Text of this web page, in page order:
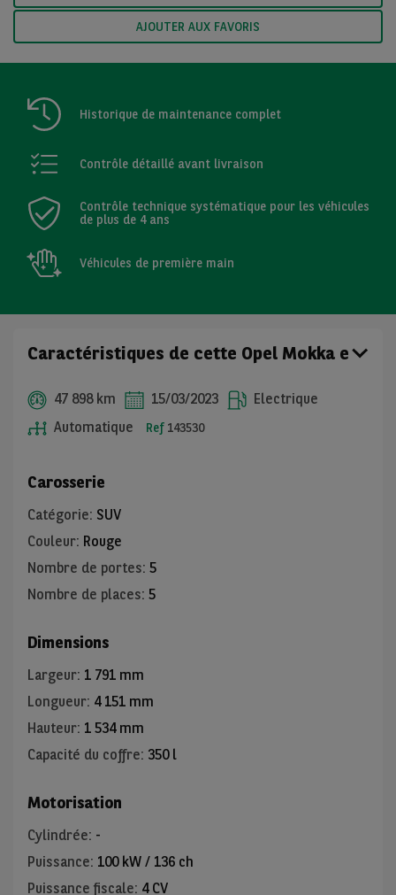
AJOUTER AUX FAVORIS
Historique de maintenance complet
Contrôle détaillé avant livraison
Contrôle technique systématique pour les véhicules
de plus de 4 ans
Véhicules de première main
Caractéristiques de cette Opel Mokka e
47 898 km 15/03/2023
Electrique
Automatique
Ref 143530
Carosserie
Catégorie: SUV
Couleur: Rouge
Nombre de portes: 5
Nombre de places: 5
Dimensions
Largeur: 1 791 mm
Longueur: 4 151 mm
Hauteur: 1 534 mm
Capacité du coffre: 350 l
Motorisation
Cylindrée: -
Puissance: 100 kW / 136 ch
Puissance fiscale: 4 CV